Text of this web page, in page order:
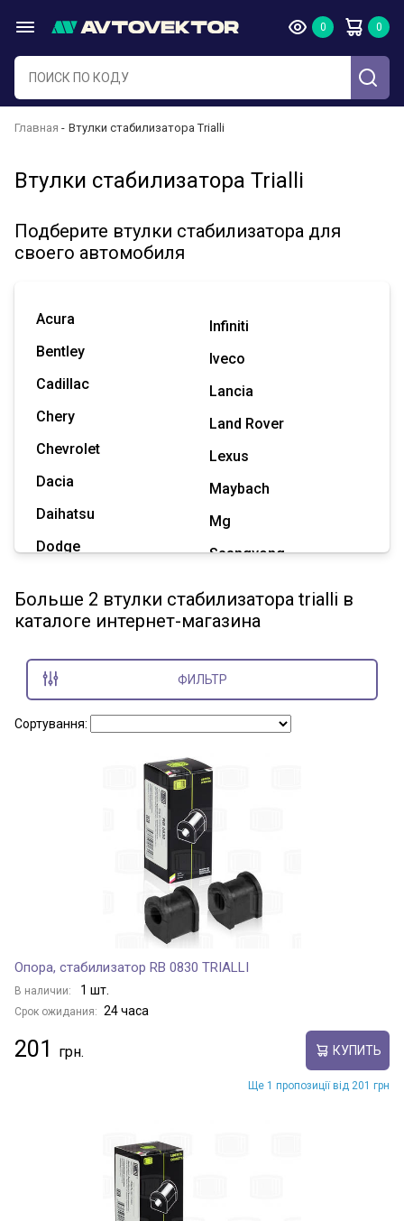
Главная Втулки стабилизатора Trialli
Втулки стабилизатора Trialli
Подберите втулки стабилизатора для
своего автомобиля
Acura
Bentley
Cadillac
Chery
Chevrolet
Dacia
Daihatsu
Dodge
Great Wall
Hummer
Infiniti
Iveco
Lancia
Land Rover
Lexus
Maybach
Mg
Ssangyong
Tesla
Показать все марки
Больше 2 втулки стабилизатора trialli в
каталоге интернет-магазина
ФИЛЬТР
Сортування:
Опора, стабилизатор RB 0830 TRIALLI
В наличии: 1 шт.
Срок ожидания: 24 часа
201 КУПИТЬ
Ще 1 пропозиції від 201 грн